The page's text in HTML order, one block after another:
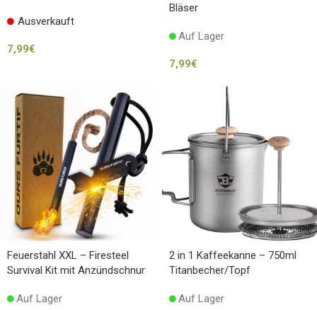
Ausverkauft
7,99€
Bläser
Auf Lager
7,99€
Feuerstahl XXL – Firesteel
Survival Kit mit Anzündschnur
Auf Lager
2 in 1 Kaffeekanne – 750ml
Titanbecher/Topf
Auf Lager